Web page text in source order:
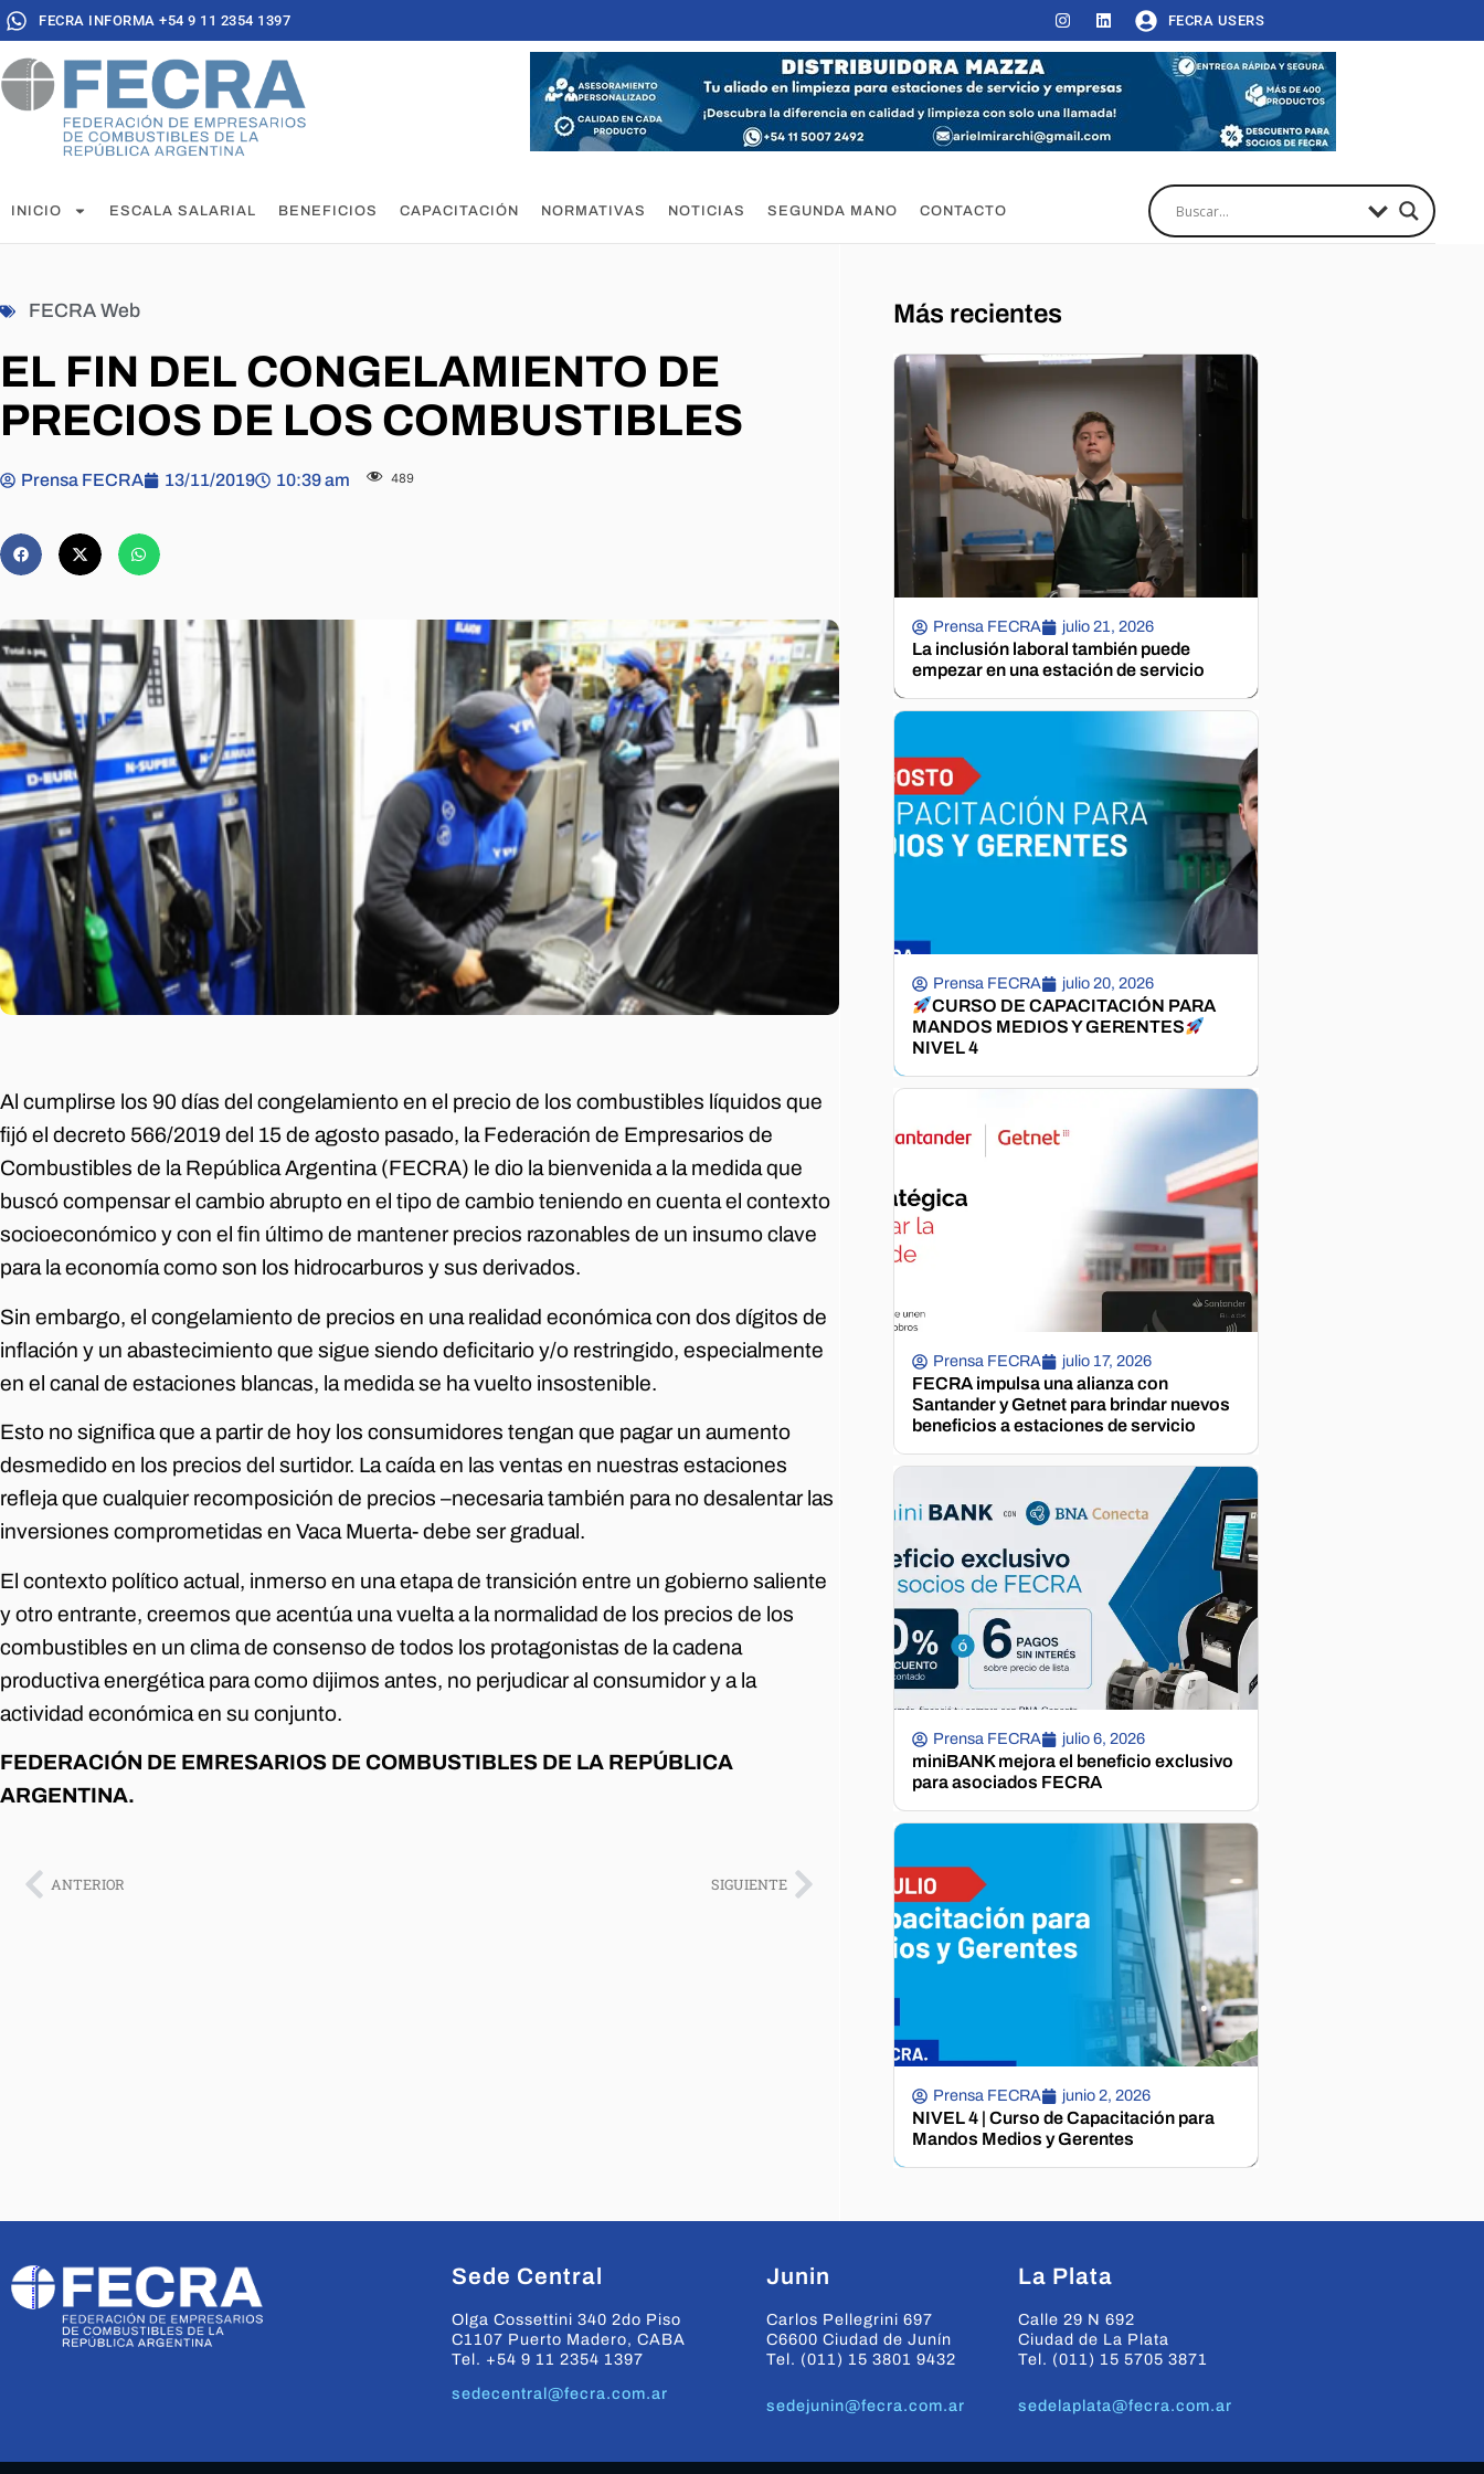
FECRA INFORMA +54 9 11 2354 1397 FECRA USERS
INICIO ESCALA SALARIAL BENEFICIOS CAPACITACIÓN NORMATIVAS NOTICIAS SEGUNDA MANO CONTACTO
FECRA Web
EL FIN DEL CONGELAMIENTO DE
PRECIOS DE LOS COMBUSTIBLES
Prensa FECRA 13/11/2019 10:39 am 489
Al cumplirse los 90 días del congelamiento en el precio de los combustibles líquidos que
fijó el decreto 566/2019 del 15 de agosto pasado, la Federación de Empresarios de
Combustibles de la República Argentina (FECRA) le dio la bienvenida a la medida que
buscó compensar el cambio abrupto en el tipo de cambio teniendo en cuenta el contexto
socioeconómico y con el fin último de mantener precios razonables de un insumo clave
para la economía como son los hidrocarburos y sus derivados.
Sin embargo, el congelamiento de precios en una realidad económica con dos dígitos de
inflación y un abastecimiento que sigue siendo deficitario y/o restringido, especialmente
en el canal de estaciones blancas, la medida se ha vuelto insostenible.
Esto no significa que a partir de hoy los consumidores tengan que pagar un aumento
desmedido en los precios del surtidor. La caída en las ventas en nuestras estaciones
refleja que cualquier recomposición de precios –necesaria también para no desalentar las
inversiones comprometidas en Vaca Muerta- debe ser gradual.
El contexto político actual, inmerso en una etapa de transición entre un gobierno saliente
y otro entrante, creemos que acentúa una vuelta a la normalidad de los precios de los
combustibles en un clima de consenso de todos los protagonistas de la cadena
productiva energética para como dijimos antes, no perjudicar al consumidor y a la
actividad económica en su conjunto.
FEDERACIÓN DE EMRESARIOS DE COMBUSTIBLES DE LA REPÚBLICA
ARGENTINA.
ANTERIOR SIGUIENTE
Más recientes
Prensa FECRA julio 21, 2026
La inclusión laboral también puede
empezar en una estación de servicio
Prensa FECRA julio 20, 2026
CURSO DE CAPACITACIÓN PARA
MANDOS MEDIOS Y GERENTES
NIVEL 4
Prensa FECRA julio 17, 2026
FECRA impulsa una alianza con
Santander y Getnet para brindar nuevos
beneficios a estaciones de servicio
Prensa FECRA julio 6, 2026
miniBANK mejora el beneficio exclusivo
para asociados FECRA
Prensa FECRA junio 2, 2026
NIVEL 4 | Curso de Capacitación para
Mandos Medios y Gerentes
Sede Central
Olga Cossettini 340 2do Piso
C1107 Puerto Madero, CABA
Tel. +54 9 11 2354 1397
sedecentral@fecra.com.ar
Junin
Carlos Pellegrini 697
C6600 Ciudad de Junín
Tel. (011) 15 3801 9432
sedejunin@fecra.com.ar
La Plata
Calle 29 N 692
Ciudad de La Plata
Tel. (011) 15 5705 3871
sedelaplata@fecra.com.ar